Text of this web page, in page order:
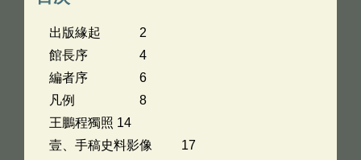
出版緣起 2
館長序 4
編者序 6
凡例 8
王鵬程獨照 14
壹、手稿史料影像 17